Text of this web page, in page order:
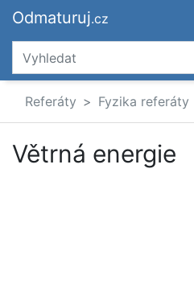
Odmaturuj.cz
Referáty Fyzika referáty
Větrná energie